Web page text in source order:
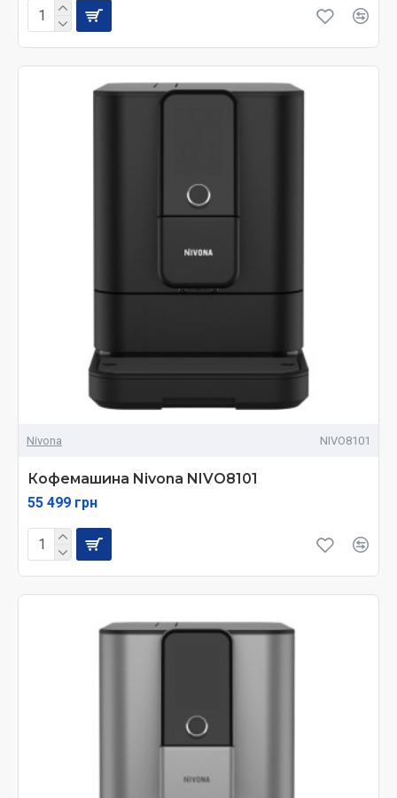
Nivona NIVO8101
Кофемашина Nivona NIVO8101
55 499 грн